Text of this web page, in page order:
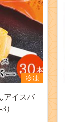
冷凍
アイスバ
）